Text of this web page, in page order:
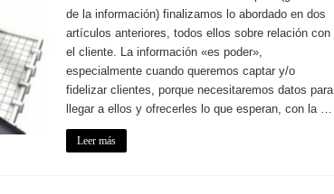
de la información) finalizamos lo abordado en dos
artículos anteriores, todos ellos sobre relación con
el cliente. La información «es poder»,
especialmente cuando queremos captar y/o
fidelizar clientes, porque necesitaremos datos para
llegar a ellos y ofrecerles lo que esperan, con la …
Leer más